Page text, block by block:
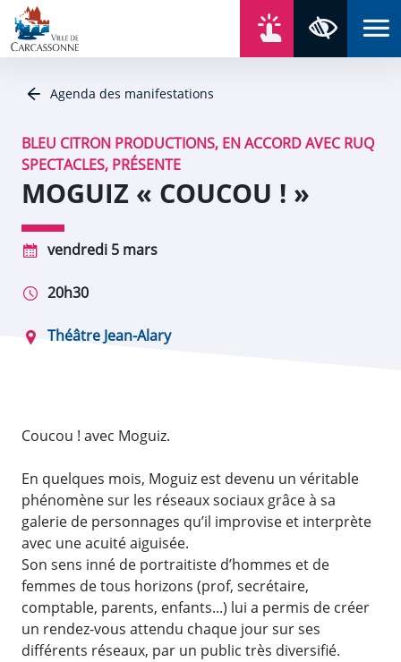
Aller au contenu
Aller au menu
Aller au plan du site
Aller à la recherche
Agenda des manifestations
BLEU CITRON PRODUCTIONS, EN ACCORD AVEC RUQ
SPECTACLES, PRÉSENTE
MOGUIZ « COUCOU ! »
vendredi 5 mars
20h30
Théâtre Jean-Alary
Coucou ! avec Moguiz.
En quelques mois, Moguiz est devenu un véritable
phénomène sur les réseaux sociaux grâce à sa
galerie de personnages qu’il improvise et interprète
avec une acuité aiguisée.
Son sens inné de portraitiste d’hommes et de
femmes de tous horizons (prof, secrétaire,
comptable, parents, enfants...) lui a permis de créer
un rendez-vous attendu chaque jour sur ses
différents réseaux, par un public très diversifié.
Panneau de gestion des cookies